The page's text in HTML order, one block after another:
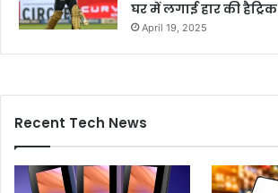
घर में लगाई हार की हैट्रिक
April 19, 2025
Recent Tech News